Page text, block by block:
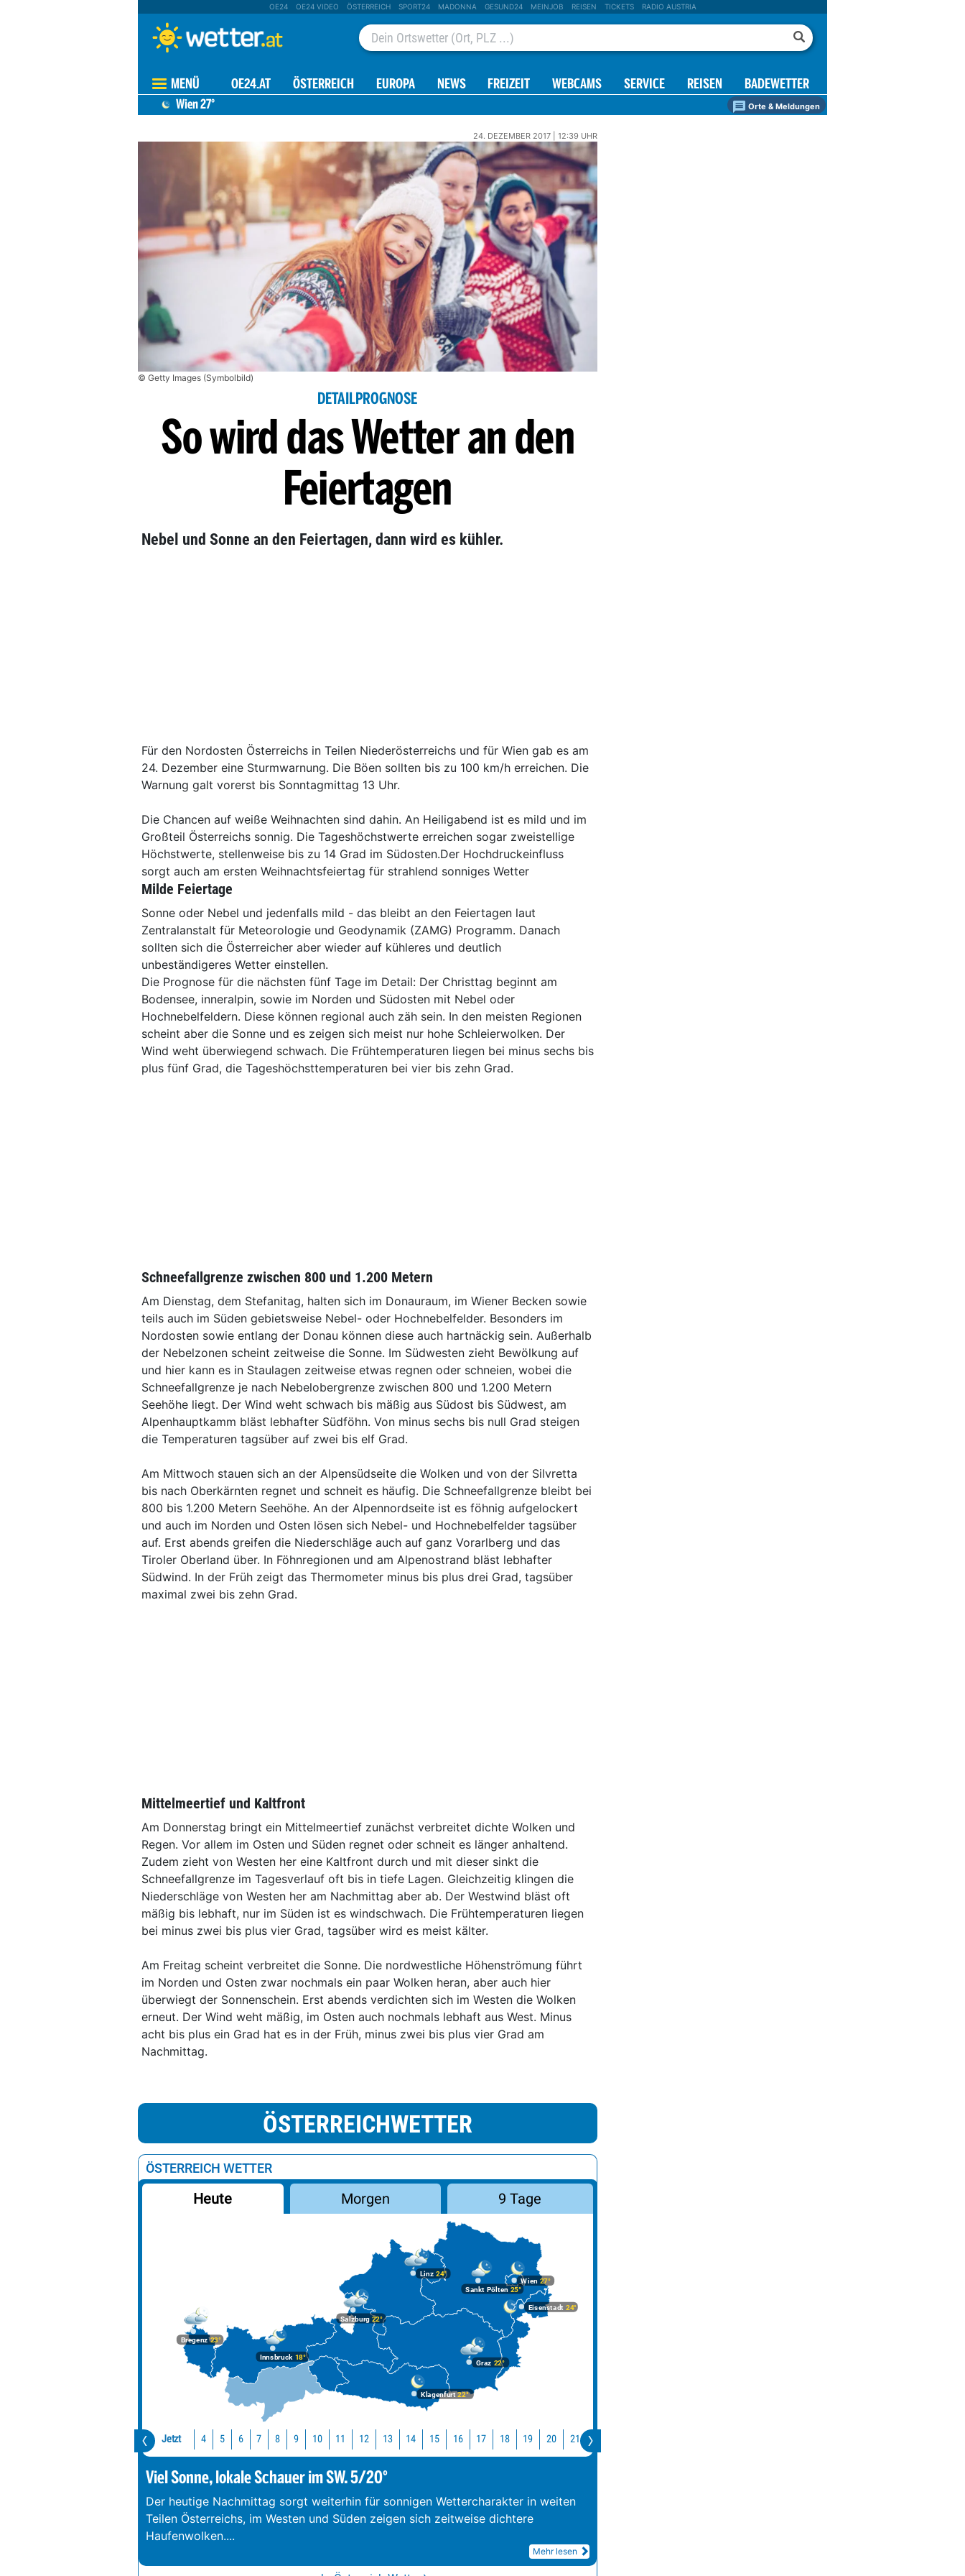
OE24 OE24 VIDEO ÖSTERREICH SPORT24 MADONNA GESUND24 MEINJOB REISEN TICKETS RADIO AUSTRIA
MENÜ OE24.AT ÖSTERREICH EUROPA NEWS FREIZEIT WEBCAMS SERVICE REISEN BADEWETTER
Wien27° Orte & Meldungen
24. DEZEMBER 2017 | 12:39 UHR
© Getty Images (Symbolbild)
DETAILPROGNOSE
So wird das Wetter an den
Feiertagen
Nebel und Sonne an den Feiertagen, dann wird es kühler.
Für den Nordosten Österreichs in Teilen Niederösterreichs und für Wien gab es am
24. Dezember eine Sturmwarnung. Die Böen sollten bis zu 100 km/h erreichen. Die
Warnung galt vorerst bis Sonntagmittag 13 Uhr.
Die Chancen auf weiße Weihnachten sind dahin. An Heiligabend ist es mild und im
Großteil Österreichs sonnig. Die Tageshöchstwerte erreichen sogar zweistellige
Höchstwerte, stellenweise bis zu 14 Grad im Südosten.Der Hochdruckeinfluss
sorgt auch am ersten Weihnachtsfeiertag für strahlend sonniges Wetter
Milde Feiertage
Sonne oder Nebel und jedenfalls mild - das bleibt an den Feiertagen laut
Zentralanstalt für Meteorologie und Geodynamik (ZAMG) Programm. Danach
sollten sich die Österreicher aber wieder auf kühleres und deutlich
unbeständigeres Wetter einstellen.
Die Prognose für die nächsten fünf Tage im Detail: Der Christtag beginnt am
Bodensee, inneralpin, sowie im Norden und Südosten mit Nebel oder
Hochnebelfeldern. Diese können regional auch zäh sein. In den meisten Regionen
scheint aber die Sonne und es zeigen sich meist nur hohe Schleierwolken. Der
Wind weht überwiegend schwach. Die Frühtemperaturen liegen bei minus sechs bis
plus fünf Grad, die Tageshöchsttemperaturen bei vier bis zehn Grad.
Schneefallgrenze zwischen 800 und 1.200 Metern
Am Dienstag, dem Stefanitag, halten sich im Donauraum, im Wiener Becken sowie
teils auch im Süden gebietsweise Nebel- oder Hochnebelfelder. Besonders im
Nordosten sowie entlang der Donau können diese auch hartnäckig sein. Außerhalb
der Nebelzonen scheint zeitweise die Sonne. Im Südwesten zieht Bewölkung auf
und hier kann es in Staulagen zeitweise etwas regnen oder schneien, wobei die
Schneefallgrenze je nach Nebelobergrenze zwischen 800 und 1.200 Metern
Seehöhe liegt. Der Wind weht schwach bis mäßig aus Südost bis Südwest, am
Alpenhauptkamm bläst lebhafter Südföhn. Von minus sechs bis null Grad steigen
die Temperaturen tagsüber auf zwei bis elf Grad.
Am Mittwoch stauen sich an der Alpensüdseite die Wolken und von der Silvretta
bis nach Oberkärnten regnet und schneit es häufig. Die Schneefallgrenze bleibt bei
800 bis 1.200 Metern Seehöhe. An der Alpennordseite ist es föhnig aufgelockert
und auch im Norden und Osten lösen sich Nebel- und Hochnebelfelder tagsüber
auf. Erst abends greifen die Niederschläge auch auf ganz Vorarlberg und das
Tiroler Oberland über. In Föhnregionen und am Alpenostrand bläst lebhafter
Südwind. In der Früh zeigt das Thermometer minus bis plus drei Grad, tagsüber
maximal zwei bis zehn Grad.
Mittelmeertief und Kaltfront
Am Donnerstag bringt ein Mittelmeertief zunächst verbreitet dichte Wolken und
Regen. Vor allem im Osten und Süden regnet oder schneit es länger anhaltend.
Zudem zieht von Westen her eine Kaltfront durch und mit dieser sinkt die
Schneefallgrenze im Tagesverlauf oft bis in tiefe Lagen. Gleichzeitig klingen die
Niederschläge von Westen her am Nachmittag aber ab. Der Westwind bläst oft
mäßig bis lebhaft, nur im Süden ist es windschwach. Die Frühtemperaturen liegen
bei minus zwei bis plus vier Grad, tagsüber wird es meist kälter.
Am Freitag scheint verbreitet die Sonne. Die nordwestliche Höhenströmung führt
im Norden und Osten zwar nochmals ein paar Wolken heran, aber auch hier
überwiegt der Sonnenschein. Erst abends verdichten sich im Westen die Wolken
erneut. Der Wind weht mäßig, im Osten auch nochmals lebhaft aus West. Minus
acht bis plus ein Grad hat es in der Früh, minus zwei bis plus vier Grad am
Nachmittag.
ÖSTERREICHWETTER
ÖSTERREICH WETTER
Heute Morgen 9 Tage
Bregenz23°
Graz 22°
Innsbruck18°
Klagenfurt22°
Linz 24°
Salzburg22°
Wien 27°
Eisenstadt 24°
Sankt Pölten 25°
Jetzt 4 5 6 7 8 9 10 11 12 13 14 15 16 17 18 19 20 21
Viel Sonne, lokale Schauer im SW. 5/20°
Der heutige Nachmittag sorgt weiterhin für sonnigen Wettercharakter in weiten
Teilen Österreichs, im Westen und Süden zeigen sich zeitweise dichtere
Haufenwolken....
Mehr lesen